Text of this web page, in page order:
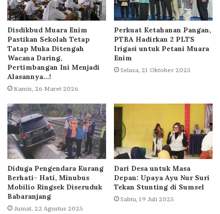
Disdikbud Muara Enim
Pastikan Sekolah Tetap
Tatap Muka Ditengah
Wacana Daring,
Pertimbangan Ini Menjadi
Alasannya…!
Kamis, 26 Maret 2026
Perkuat Ketahanan Pangan,
PTBA Hadirkan 2 PLTS
Irigasi untuk Petani Muara
Enim
Selasa, 21 Oktober 2025
Diduga Pengendara Kurang
Berhati- Hati, Minubus
Mobilio Ringsek Diseruduk
Babaranjang
Jumat, 22 Agustus 2025
Dari Desa untuk Masa
Depan: Upaya Ayu Nur Suri
Tekan Stunting di Sumsel
Sabtu, 19 Juli 2025